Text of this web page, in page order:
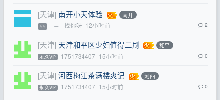
[天津] 南开小天体验 南开
⭐⭐ ← 找你呀 12小时前 2
[天津] 天津和平区少妇值得二刷 和平
永.久VIP 1751734407 15小时前 0
[天津] 河西梅江茶满楼爽记 河西
永.久VIP 1751734407 15小时前 0